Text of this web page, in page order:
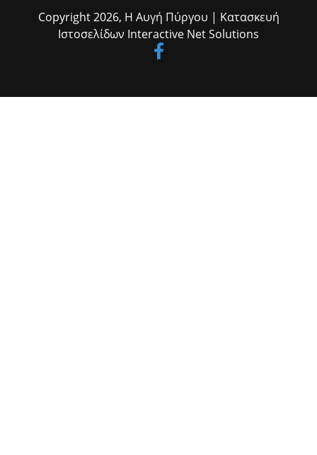
Copyright 2026, Η Αυγή Πύργου | Κατασκευή
Ιστοσελίδων Interactive Net Solutions